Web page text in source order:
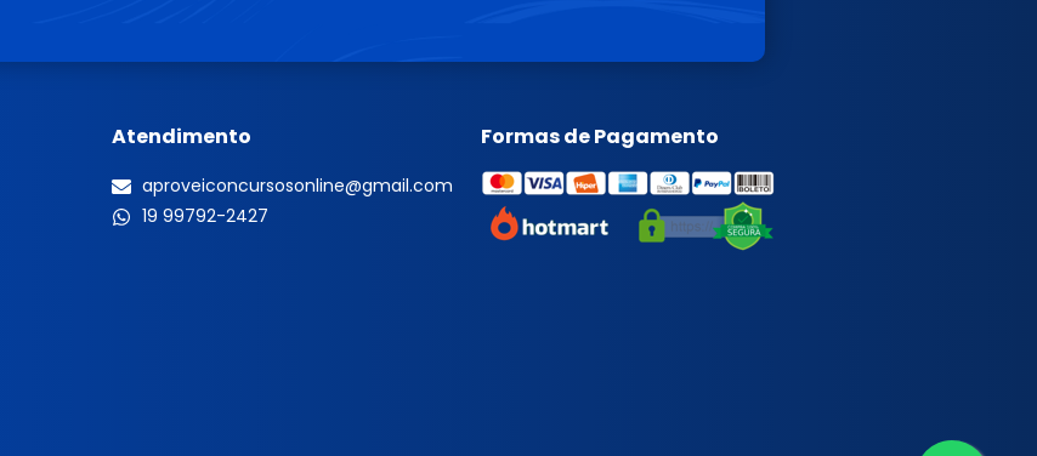
Atendimento
aproveiconcursosonline@gmail.com
19 99792-2427
Formas de Pagamento